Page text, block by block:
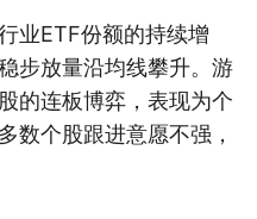
业ETF份额的持续增
步放量沿均线攀升。游
的连板博弈，表现为个
数个股跟进意愿不强，